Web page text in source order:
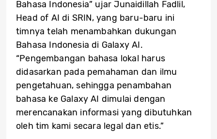
Bahasa Indonesia” ujar Junaidillah Fadlil,
Head of AI di SRIN, yang baru-baru ini
timnya telah menambahkan dukungan
Bahasa Indonesia di Galaxy AI.
“Pengembangan bahasa lokal harus
didasarkan pada pemahaman dan ilmu
pengetahuan, sehingga penambahan
bahasa ke Galaxy AI dimulai dengan
merencanakan informasi yang dibutuhkan
oleh tim kami secara legal dan etis.”